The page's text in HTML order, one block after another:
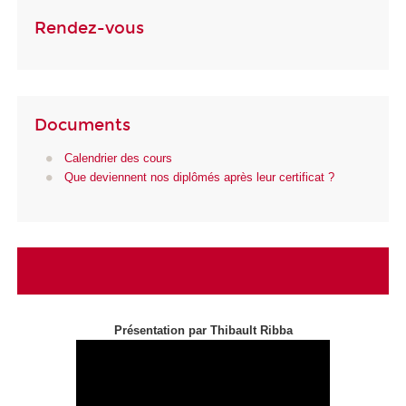
Rendez-vous
Documents
Calendrier des cours
Que deviennent nos diplômés après leur certificat ?
Présentation par Thibault Ribba